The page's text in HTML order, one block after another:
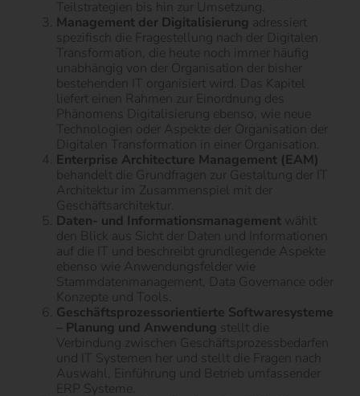
Teilstrategien bis hin zur Umsetzung.
Management der Digitalisierung adressiert
spezifisch die Fragestellung nach der Digitalen
Transformation, die heute noch immer häufig
unabhängig von der Organisation der bisher
bestehenden IT organisiert wird. Das Kapitel
liefert einen Rahmen zur Einordnung des
Phänomens Digitalisierung ebenso, wie neue
Technologien oder Aspekte der Organisation der
Digitalen Transformation in einer Organisation.
Enterprise Architecture Management (EAM)
behandelt die Grundfragen zur Gestaltung der IT
Architektur im Zusammenspiel mit der
Geschäftsarchitektur.
Daten- und Informationsmanagement wählt
den Blick aus Sicht der Daten und Informationen
auf die IT und beschreibt grundlegende Aspekte
ebenso wie Anwendungsfelder wie
Stammdatenmanagement, Data Governance oder
Konzepte und Tools.
Geschäftsprozessorientierte Softwaresysteme
– Planung und Anwendung stellt die
Verbindung zwischen Geschäftsprozessbedarfen
und IT Systemen her und stellt die Fragen nach
Auswahl, Einführung und Betrieb umfassender
ERP Systeme.